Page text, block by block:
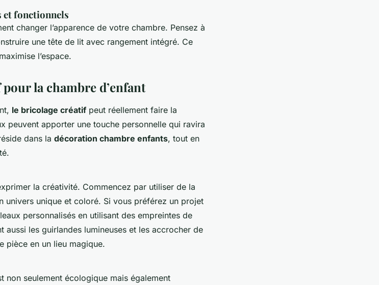
et fonctionnels
changer l’apparence de votre chambre. Pensez à
une tête de lit avec rangement intégré. Ce
l’espace.
la chambre d’enfant
le bricolage créatifpeut réellement faire la
peuvent apporter une touche personnelle qui ravira
dans la décoration chambre enfants, tout en
la créativité. Commencez par utiliser de la
univers unique et coloré. Si vous préférez un projet
personnalisés en utilisant des empreintes de
aussi les guirlandes lumineuses et les accrocher de
pièce en un lieu magique.
non seulement écologique mais également